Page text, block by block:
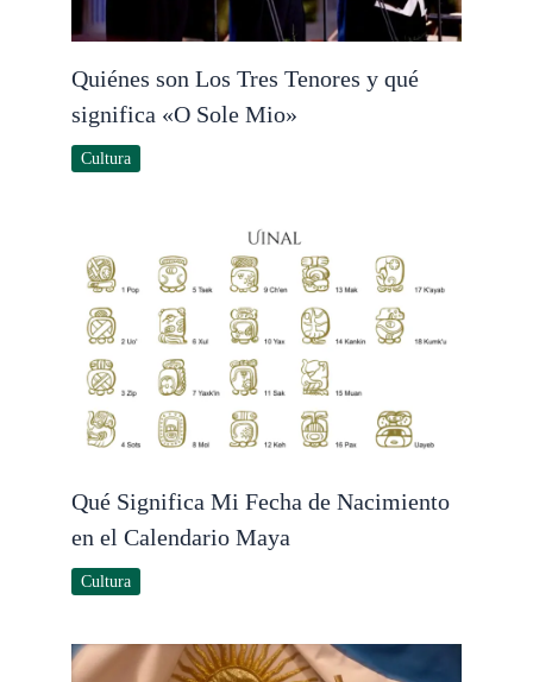
Quiénes son Los Tres Tenores y qué
significa «O Sole Mio»
Cultura
Qué Significa Mi Fecha de Nacimiento
en el Calendario Maya
Cultura